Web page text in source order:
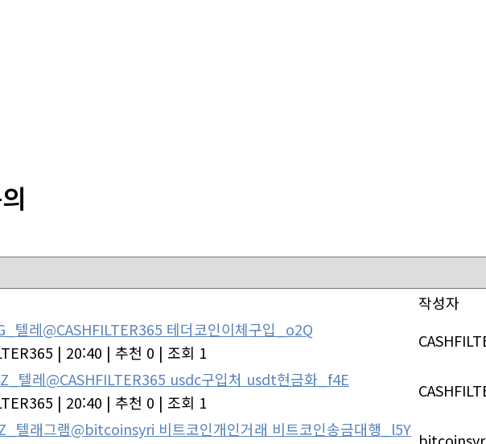
작성자
텔레@CASHFILTER365 테더코인이체구입_o2Q
| 20:40 | 추천 0 | 조회 1
텔레@CASHFILTER365 usdc구입처 usdt현금화_f4E
| 20:40 | 추천 0 | 조회 1
텔래그램@bitcoinsyri 비트코인개인거래 비트코인송금대행_l5Y